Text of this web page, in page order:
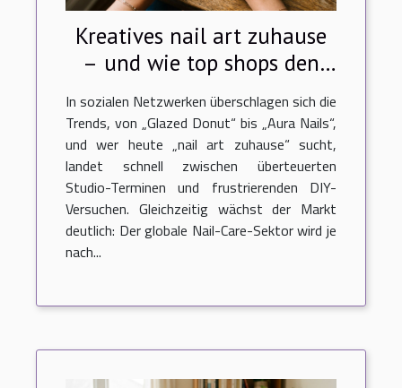
Kreatives nail art zuhause
– und wie top shops den
kunden helfen
In sozialen Netzwerken überschlagen sich die
Trends, von „Glazed Donut“ bis „Aura Nails“,
und wer heute „nail art zuhause“ sucht,
landet schnell zwischen überteuerten
Studio-Terminen und frustrierenden DIY-
Versuchen. Gleichzeitig wächst der Markt
deutlich: Der globale Nail-Care-Sektor wird je
nach...